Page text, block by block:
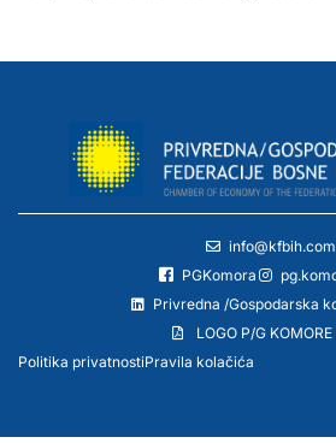
info@kfbih.com
PGKomora
Privredna /Gospodarska
LOGO P/G KOMORE
Politika privatnostiPravila kolačića